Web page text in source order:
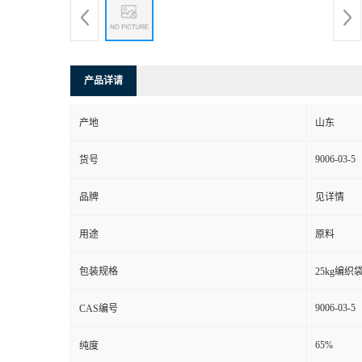
产品详请
产地 山东
货号 9006-03-5
品牌 见详情
用途 原料
包装规格 25kg编织
CAS编号 9006-03-5
纯度 65%